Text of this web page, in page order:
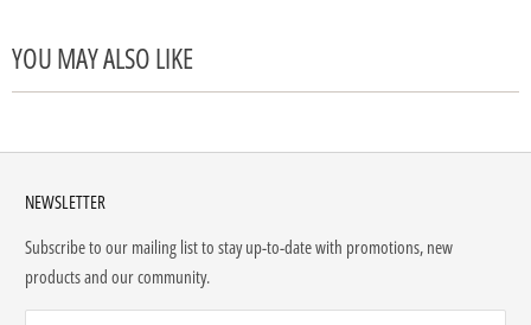
YOU MAY ALSO LIKE
NEWSLETTER
Subscribe to our mailing list to stay up-to-date with promotions, new
products and our community.